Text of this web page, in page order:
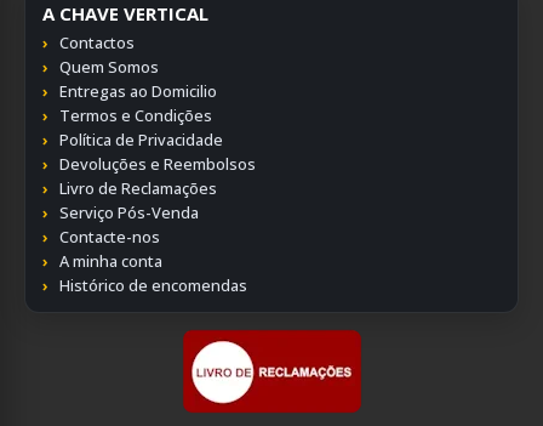
A CHAVE VERTICAL
Contactos
Quem Somos
Entregas ao Domicilio
Termos e Condições
Política de Privacidade
Devoluções e Reembolsos
Livro de Reclamações
Serviço Pós-Venda
Contacte-nos
A minha conta
Histórico de encomendas